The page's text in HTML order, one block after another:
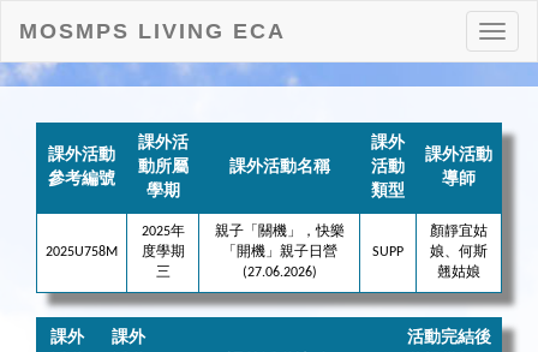
打
開
MOSMPS LIVING ECA
課外活動
參考編號
課外活
動所屬
學期
課外活動名稱
課外
活動
類型
課外活動
導師
2025U758M
2025年
度學期
三
親子「關機」，快樂
「開機」親子日營
(27.06.2026)
SUPP
顏靜宜姑
娘、何斯
翹姑娘
課外
課外
活動完結後